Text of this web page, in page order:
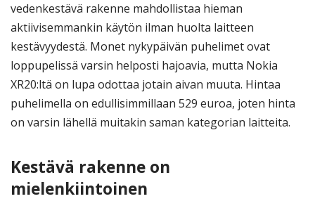
vedenkestävä rakenne mahdollistaa hieman
aktiivisemmankin käytön ilman huolta laitteen
kestävyydestä. Monet nykypäivän puhelimet ovat
loppupelissä varsin helposti hajoavia, mutta Nokia
XR20:ltä on lupa odottaa jotain aivan muuta. Hintaa
puhelimella on edullisimmillaan 529 euroa, joten hinta
on varsin lähellä muitakin saman kategorian laitteita.
Kestävä rakenne on
mielenkiintoinen